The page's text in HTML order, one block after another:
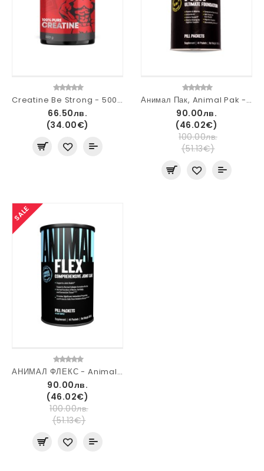
Creatine Be Strong - 500 g
66.50лв.
(34.00€)
Анимал Пак, Animal Pak - 44 paks
90.00лв.
(46.02€)
100.00лв.
(51.13€)
SALE
АНИМАЛ ФЛЕКС - Animal Flex - Universal Nutrition
90.00лв.
(46.02€)
100.00лв.
(51.13€)